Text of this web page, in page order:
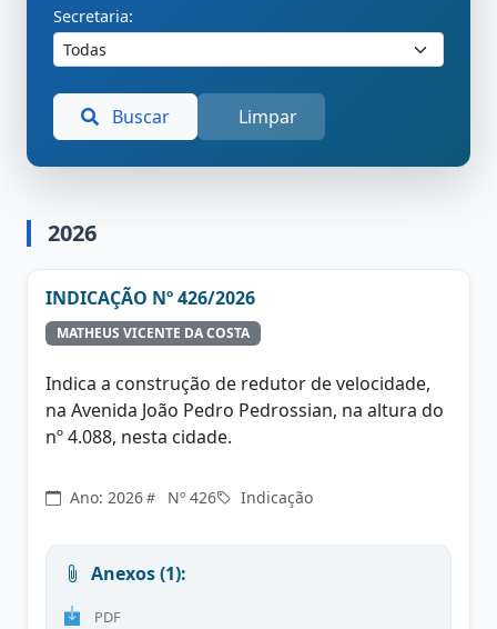
Secretaria:
Buscar Limpar
2026
INDICAÇÃO Nº 426/2026
MATHEUS VICENTE DA COSTA
Indica a construção de redutor de velocidade,
na Avenida João Pedro Pedrossian, na altura do
nº 4.088, nesta cidade.
Ano: 2026 Nº 426 Indicação
Anexos (1):
PDF